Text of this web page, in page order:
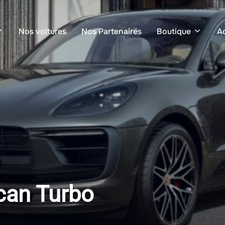
Nos voitures Nos Partenaires Boutique
Turbo